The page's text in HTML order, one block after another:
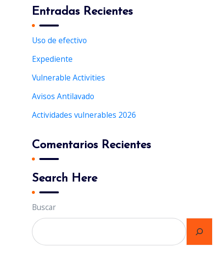
r
o
r
Entradas Recientes
Uso de efectivo
Expediente
Vulnerable Activities
Avisos Antilavado
Actividades vulnerables 2026
Comentarios Recientes
Search Here
Buscar